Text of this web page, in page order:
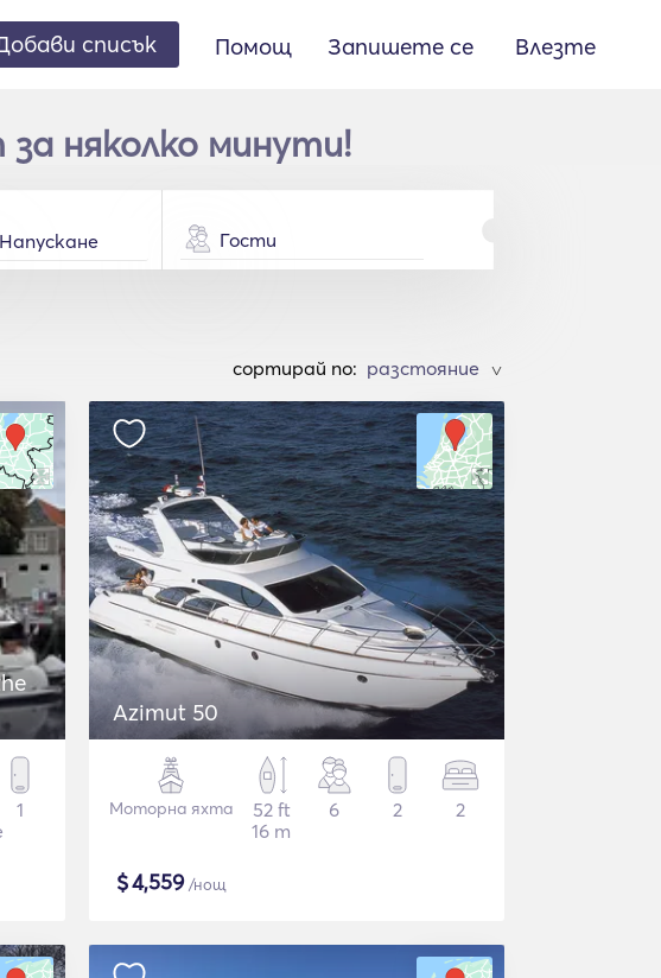
списък Помощ Запишете се Влезте
няколко минути!
Гости
cортирай по: >
1
Azimut 50
Моторна яхта
52 ft
16 m
6 2 2
$4,559/нощ